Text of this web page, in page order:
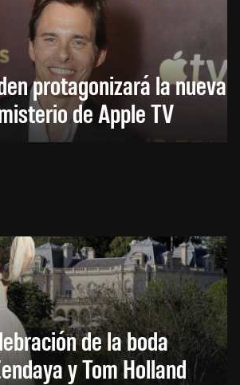
protagonizará la nueva
de Apple TV
de la boda
y Tom Holland